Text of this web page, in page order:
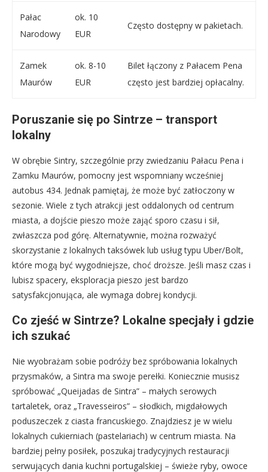
Pałac
Narodowy
ok. 10
EUR
Często dostępny w pakietach.
Zamek
Maurów
ok. 8-10
EUR
Bilet łączony z Pałacem Pena
często jest bardziej opłacalny.
Poruszanie się po Sintrze – transport
lokalny
W obrębie Sintry, szczególnie przy zwiedzaniu Pałacu Pena i
Zamku Maurów, pomocny jest wspomniany wcześniej
autobus 434. Jednak pamiętaj, że może być zatłoczony w
sezonie. Wiele z tych atrakcji jest oddalonych od centrum
miasta, a dojście pieszo może zająć sporo czasu i sił,
zwłaszcza pod górę. Alternatywnie, można rozważyć
skorzystanie z lokalnych taksówek lub usług typu Uber/Bolt,
które mogą być wygodniejsze, choć droższe. Jeśli masz czas i
lubisz spacery, eksploracja pieszo jest bardzo
satysfakcjonująca, ale wymaga dobrej kondycji.
Co zjeść w Sintrze? Lokalne specjały i gdzie
ich szukać
Nie wyobrażam sobie podróży bez spróbowania lokalnych
przysmaków, a Sintra ma swoje perełki. Koniecznie musisz
spróbować „Queijadas de Sintra” – małych serowych
tartaletek, oraz „Travesseiros” – słodkich, migdałowych
poduszeczek z ciasta francuskiego. Znajdziesz je w wielu
lokalnych cukierniach (pastelariach) w centrum miasta. Na
bardziej pełny posiłek, poszukaj tradycyjnych restauracji
serwujących dania kuchni portugalskiej – świeże ryby, owoce